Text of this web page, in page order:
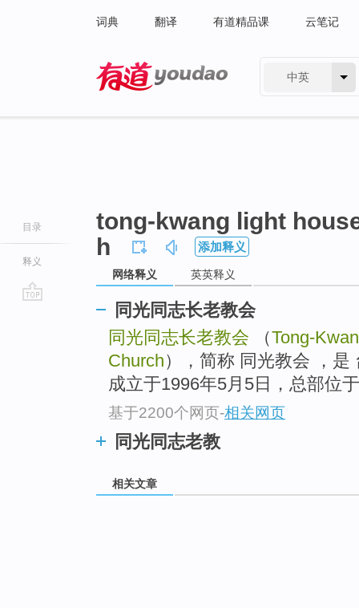
词典 翻译 有道精品课 云笔记
中英
目录
释义
tong-kwang light
h
添加释义
网络释义 英英释义
同光同志长老教会
同光同志长老教会 （Tong-
Church），简称 同光教会 ，
成立于1996年5月5日，总部位
基于2200个网页-相关网页
同光同志老教
相关文章